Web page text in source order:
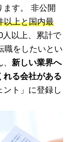
ます。 非公開
以上と国内最
人以上、累計で
職をしたいとい
新しい業界へ
れる会社がある
ント」に登録し